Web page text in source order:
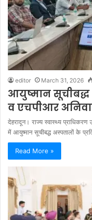
editor March 31, 2026
आयुष्मान
व एचपीआर
देहरादून। राज्य स्वास्थ्य
में आयुष्मान सूचीबद्ध अस्पतालों के
Read More »